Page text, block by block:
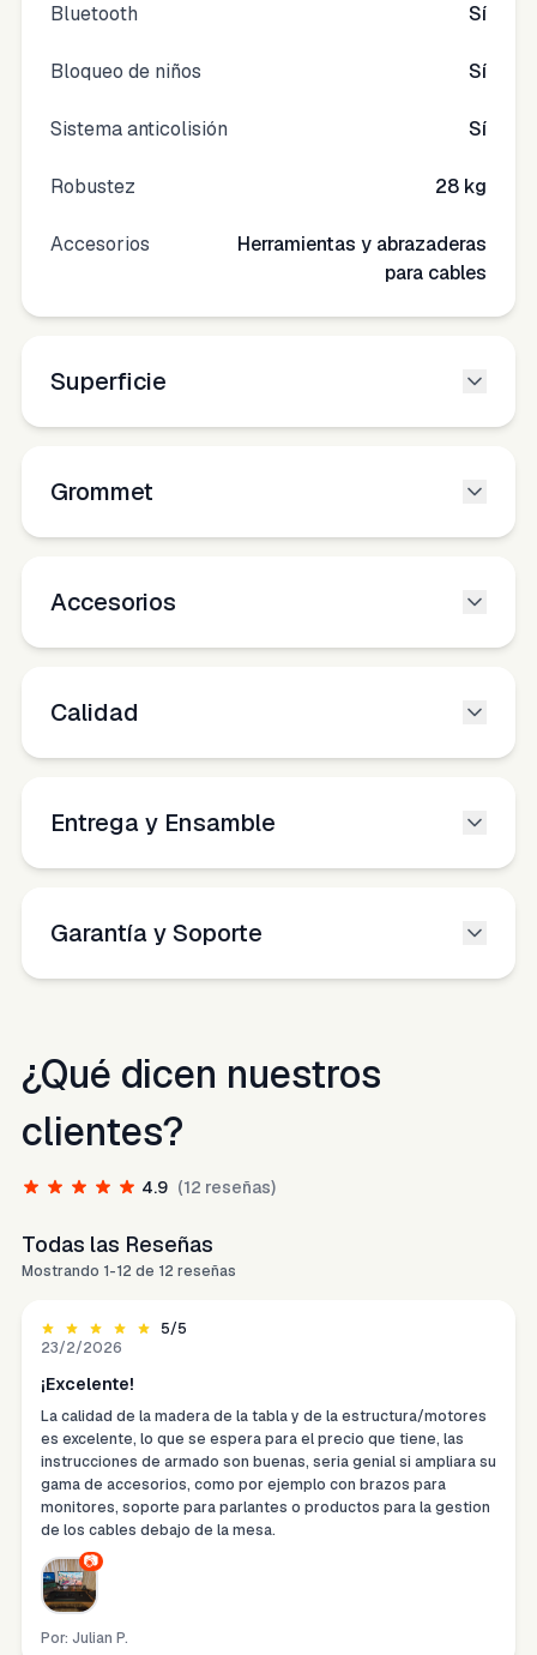
Bluetooth Sí
Bloqueo de niños Sí
Sistema anticolisión Sí
Robustez 28 kg
Accesorios
Herramientas y abrazaderas
para cables
Superficie
Grommet
Accesorios
Calidad
Entrega y Ensamble
Garantía y Soporte
¿Qué dicen nuestros
clientes?
4.9 (12 reseñas)
Todas las Reseñas
Mostrando 1-12 de 12 reseñas
5/5
23/2/2026
¡Excelente!
La calidad de la madera de la tabla y de la estructura/motores
es excelente, lo que se espera para el precio que tiene, las
instrucciones de armado son buenas, seria genial si ampliara su
gama de accesorios, como por ejemplo con brazos para
monitores, soporte para parlantes o productos para la gestion
de los cables debajo de la mesa.
📷
Por: Julian P.